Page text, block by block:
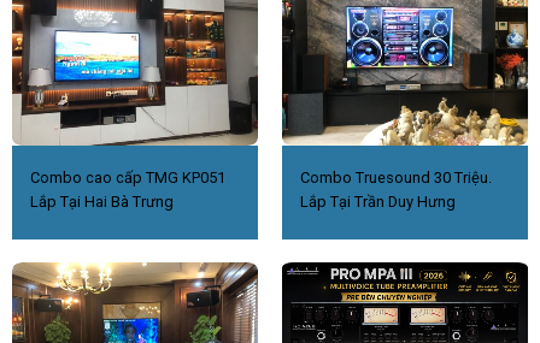
Combo cao cấp TMG KP051
Lắp Tại Hai Bà Trưng
Combo Truesound 30 Triệu.
Lắp Tại Trần Duy Hưng